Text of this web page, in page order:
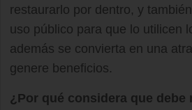
restaurarlo por dentro, y
uso público para que lo utilicen
además se convierta en una
genere beneficios.
¿Por qué considera que debe